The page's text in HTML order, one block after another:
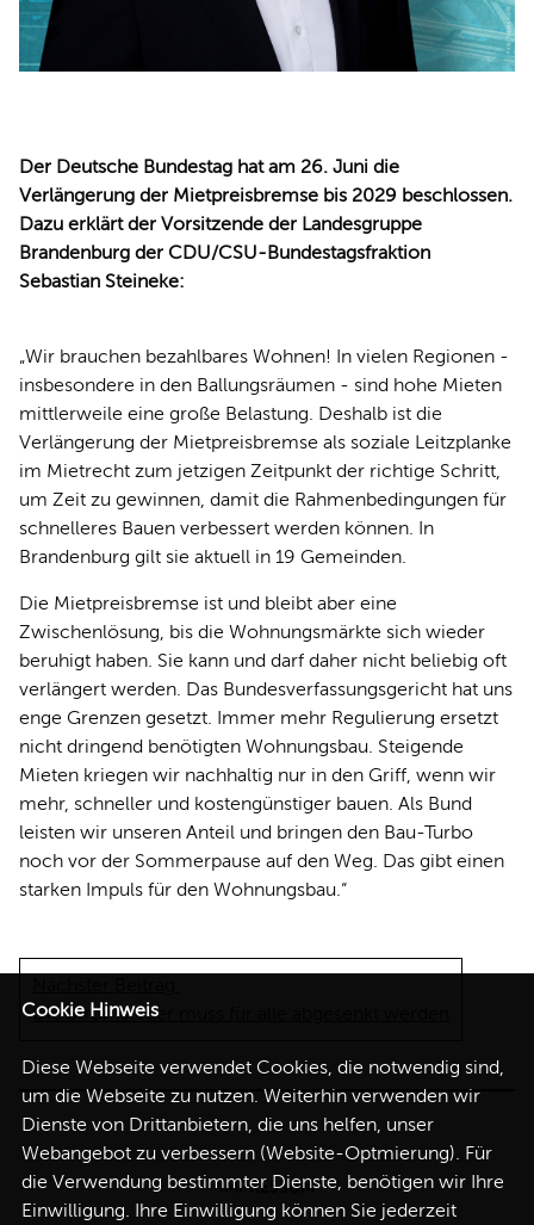
Der Deutsche Bundestag hat am 26. Juni die
Verlängerung der Mietpreisbremse bis 2029 beschlossen.
Dazu erklärt der Vorsitzende der Landesgruppe
Brandenburg der CDU/CSU-Bundestagsfraktion
Sebastian Steineke:
Wir brauchen bezahlbares Wohnen! In vielen Regionen -
insbesondere in den Ballungsräumen - sind hohe Mieten
mittlerweile eine große Belastung. Deshalb ist die
Verlängerung der Mietpreisbremse als soziale Leitzplanke
im Mietrecht zum jetzigen Zeitpunkt der richtige Schritt,
um Zeit zu gewinnen, damit die Rahmenbedingungen für
schnelleres Bauen verbessert werden können. In
Brandenburg gilt sie aktuell in 19 Gemeinden.
Die Mietpreisbremse ist und bleibt aber eine
Zwischenlösung, bis die Wohnungsmärkte sich wieder
beruhigt haben. Sie kann und darf daher nicht beliebig oft
verlängert werden. Das Bundesverfassungsgericht hat uns
enge Grenzen gesetzt. Immer mehr Regulierung ersetzt
nicht dringend benötigten Wohnungsbau. Steigende
Mieten kriegen wir nachhaltig nur in den Griff, wenn wir
mehr, schneller und kostengünstiger bauen. Als Bund
leisten wir unseren Anteil und bringen den Bau-Turbo
noch vor der Sommerpause auf den Weg. Das gibt einen
starken Impuls für den Wohnungsbau.“
Die Stromsteuer muss für alle abgesenkt werden
IMPRESSUM
Cookie Hinweis
Diese Webseite verwendet Cookies, die notwendig sind,
um die Webseite zu nutzen. Weiterhin verwenden wir
Dienste von Drittanbietern, die uns helfen, unser
Webangebot zu verbessern (Website-Optmierung). Für
die Verwendung bestimmter Dienste, benötigen wir Ihre
Einwilligung. Ihre Einwilligung können Sie jederzeit